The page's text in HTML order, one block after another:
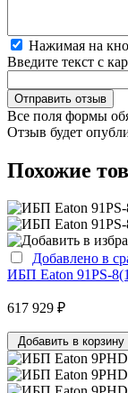
Нажимая на
Введите текст с
Все поля формы
Отзыв будет
Похожие
Добавлено в
ИБП Eaton 91PS-
617 929 ₽
Добавить в корзину